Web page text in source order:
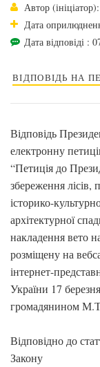
Автор
Дата
Дата відповіді :
ВІДПОВІДЬ НА
Відповідь
електронну
“Петиція до
збереження
історико-
архітектурної
накладення вето
розміщену на
інтернет-
України 17
громадянином
Відповідно до
Закону